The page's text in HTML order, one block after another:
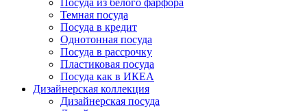
Посуда из белого фарфора
Темная посуда
Посуда в кредит
Однотонная посуда
Посуда в рассрочку
Пластиковая посуда
Посуда как в ИКЕА
Дизайнерская коллекция
Дизайнерская посуда